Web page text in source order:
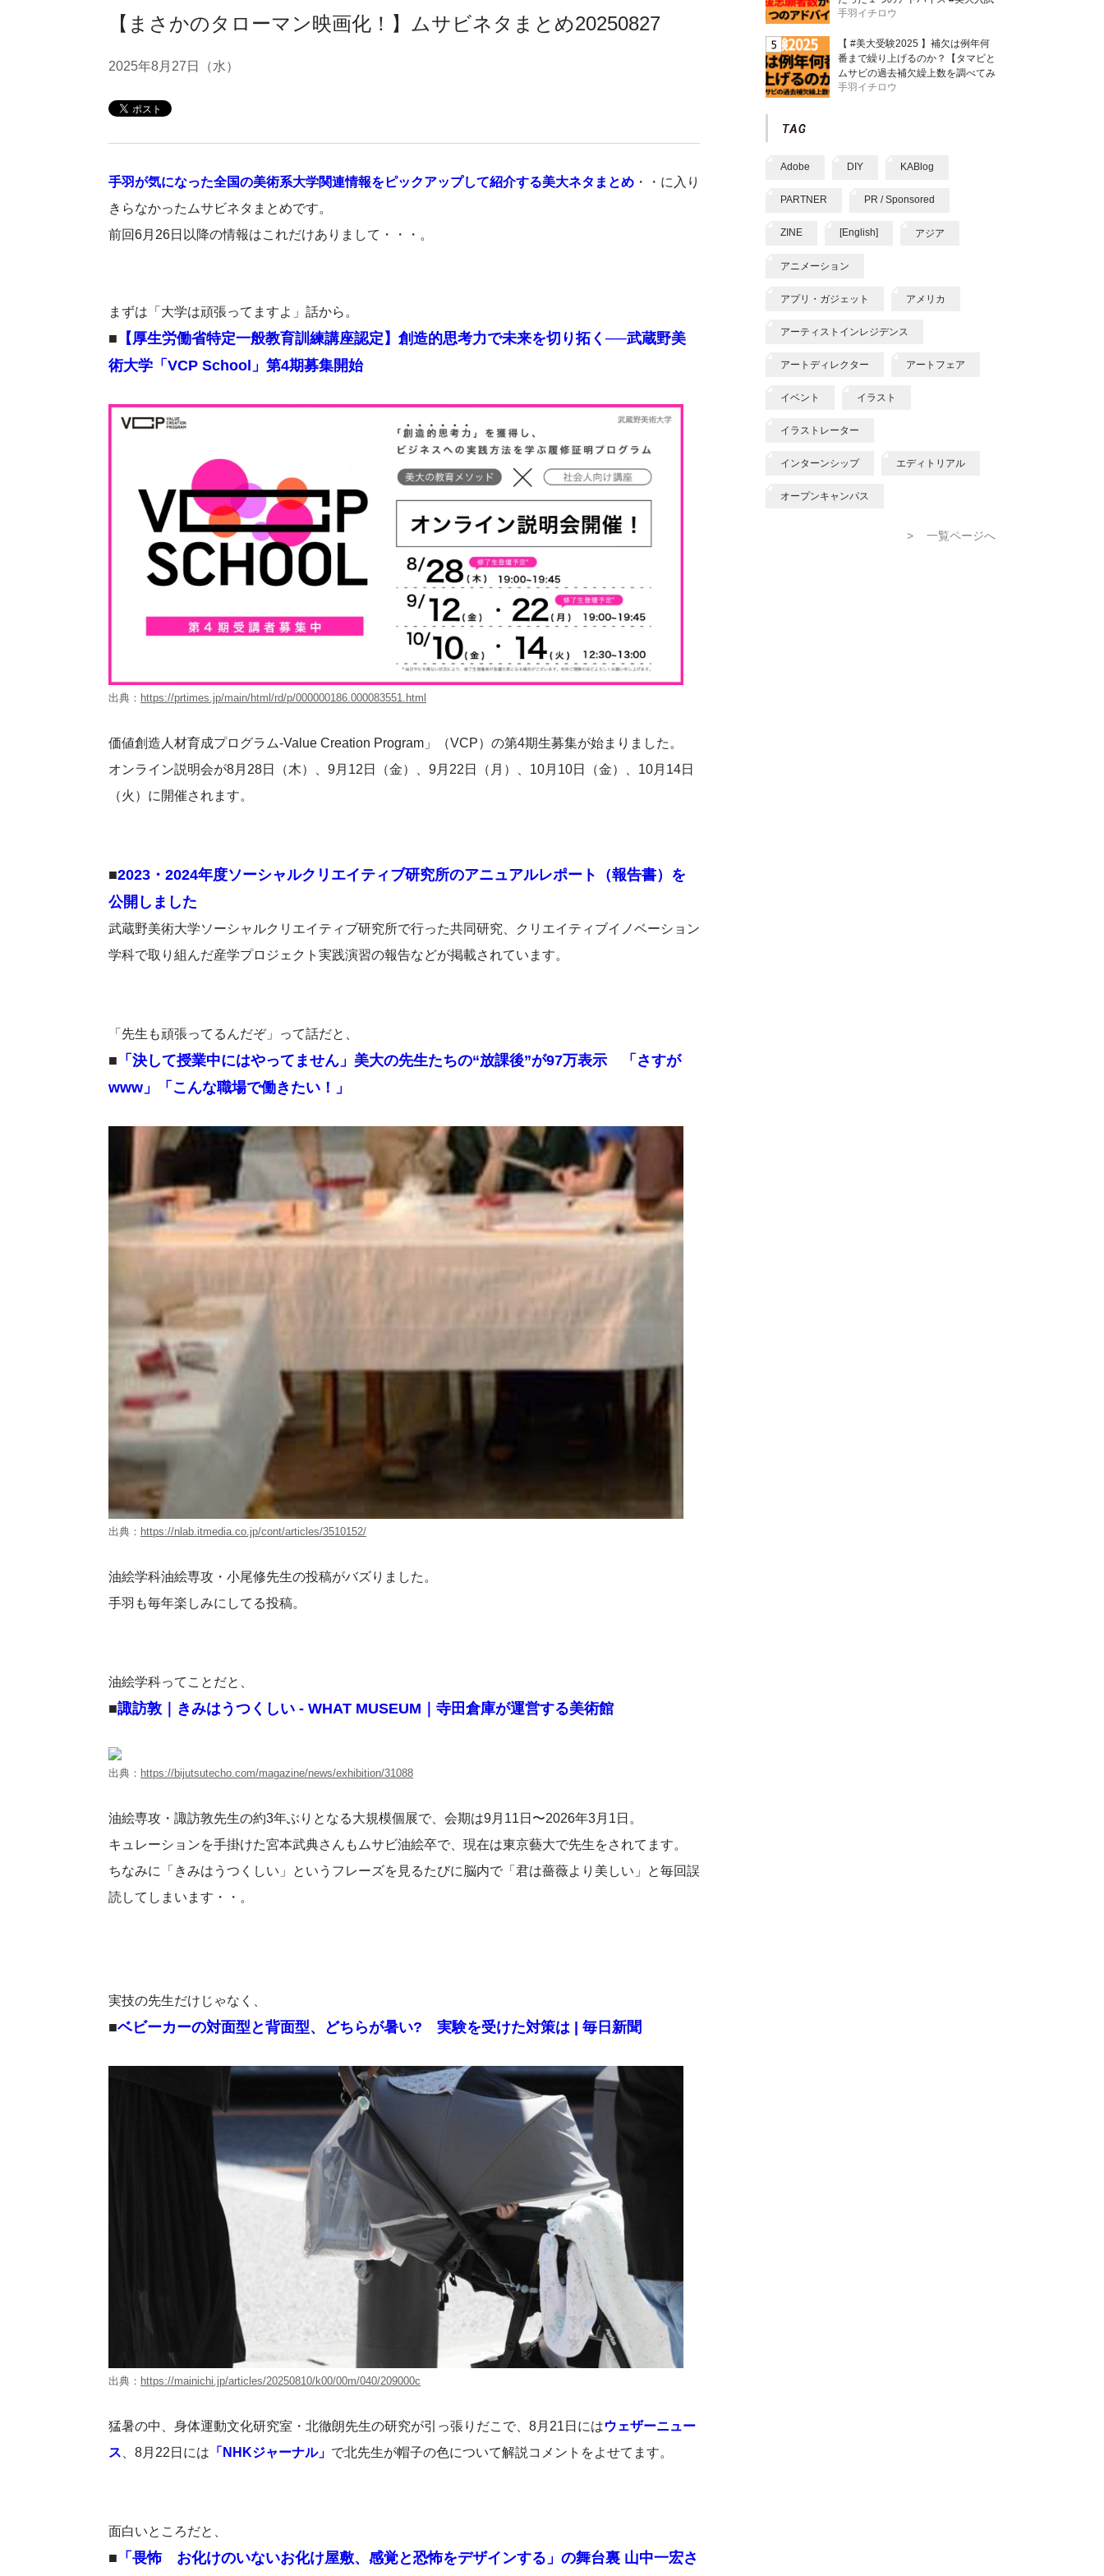
【まさかのタローマン映画化！】ムサビネタまとめ20250827
2025年8月27日（水）
手羽が気になった全国の美術系大学関連情報をピックアップして紹介する美大ネタまとめ ・・に入り
きらなかったムサビネタまとめです。
前回6月26日以降の情報はこれだけありまして・・・。
まずは「大学は頑張ってますよ」話から。
■ 【厚生労働省特定一般教育訓練講座認定】創造的思考力で未来を切り拓く──武蔵野美
術大学「VCP School」第4期募集開始
出典： https://prtimes.jp/main/html/rd/p/000000186.000083551.html
価値創造人材育成プログラム-Value Creation Program」（VCP）の第4期生募集が始まりました。
オンライン説明会が8月28日（木）、9月12日（金）、9月22日（月）、10月10日（金）、10月14日
（火）に開催されます。
■2023・2024年度ソーシャルクリエイティブ研究所のアニュアルレポート（報告書）を
公開しました
武蔵野美術大学ソーシャルクリエイティブ研究所で行った共同研究、クリエイティブイノベーション
学科で取り組んだ産学プロジェクト実践演習の報告などが掲載されています。
「先生も頑張ってるんだぞ」って話だと、
■ 「決して授業中にはやってません」美大の先生たちの“放課後”が97万表示 「さすが
www」「こんな職場で働きたい！」
出典： https://nlab.itmedia.co.jp/cont/articles/3510152/
油絵学科油絵専攻・小尾修先生の投稿がバズりました。
手羽も毎年楽しみにしてる投稿。
油絵学科ってことだと、
■諏訪敦｜きみはうつくしい - WHAT MUSEUM｜寺田倉庫が運営する美術館
出典： https://bijutsutecho.com/magazine/news/exhibition/31088
油絵専攻・諏訪敦先生の約3年ぶりとなる大規模個展で、会期は9月11日〜2026年3月1日。
キュレーションを手掛けた宮本武典さんもムサビ油絵卒で、現在は東京藝大で先生をされてます。
ちなみに「きみはうつくしい」というフレーズを見るたびに脳内で「君は薔薇より美しい」と毎回誤
読してしまいます・・。
実技の先生だけじゃなく、
■ベビーカーの対面型と背面型、どちらが暑い? 実験を受けた対策は | 毎日新聞
出典： https://mainichi.jp/articles/20250810/k00/00m/040/209000c
猛暑の中、身体運動文化研究室・北徹朗先生の研究が引っ張りだこで、8月21日にはウェザーニュー
ス 、8月22日には 「NHKジャーナル」 で北先生が帽子の色について解説コメントをよせてます。
面白いところだと、
■ 「畏怖 お化けのいないお化け屋敷、感覚と恐怖をデザインする」の舞台裏 山中一宏さ
手羽イチロウ
【 #美大受験2025 】補欠は例年何
番まで繰り上げるのか？【タマビと
ムサビの過去補欠繰上数を調べてみ
た】
手羽イチロウ
Adobe DIY KABlog
PARTNER PR / Sponsored
ZINE [English] アジア
アニメーション
アプリ・ガジェット アメリカ
アーティストインレジデンス
アートディレクター アートフェア
イベント イラスト
イラストレーター
インターンシップ エディトリアル
オープンキャンパス
> 一覧ページへ